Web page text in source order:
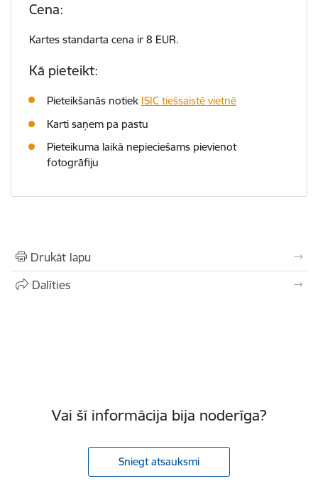
Cena:
Kartes standarta cena ir 8 EUR.
Kā pieteikt:
Pieteikšanās notiek ISIC tiešsaistē vietnē
Karti saņem pa pastu
Pieteikuma laikā nepieciešams pievienot
fotogrāfiju
Drukāt lapu
Dalīties
Vai šī informācija bija noderīga?
Sniegt atsauksmi